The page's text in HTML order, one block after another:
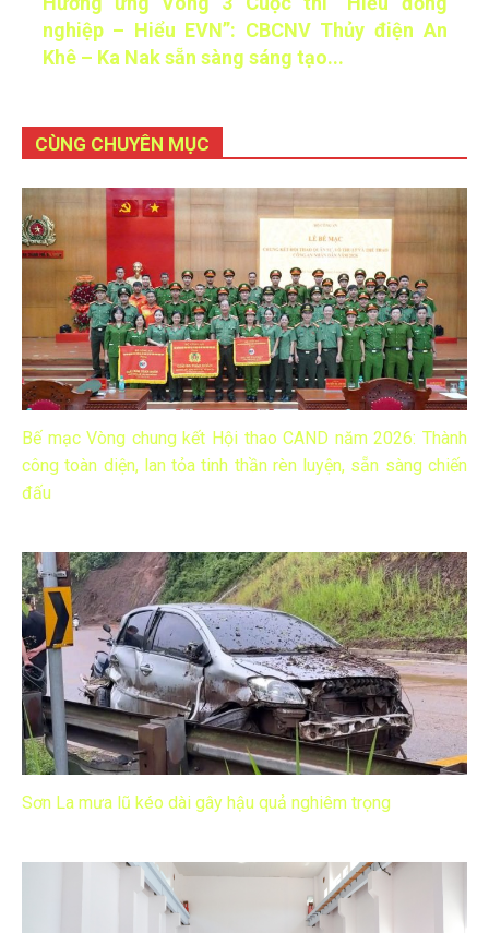
nghiệp – Hiểu EVN”: CBCNV Thủy điện An
Khê – Ka Nak sẵn sàng sáng tạo...
CÙNG CHUYÊN MỤC
Bế mạc Vòng chung kết Hội thao CAND năm 2026: Thành
công toàn diện, lan tỏa tinh thần rèn luyện, sẵn sàng chiến
đấu
Sơn La mưa lũ kéo dài gây hậu quả nghiêm trọng